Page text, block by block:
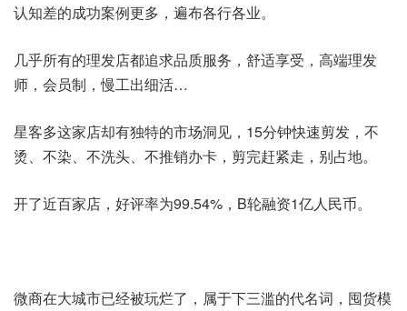
认知差的成功案例更多，遍布各行各业。
几乎所有的理发店都追求品质服务，舒适享受，高端理发
师，会员制，慢工出细活…
星客多这家店却有独特的市场洞见，15分钟快速剪发，不
烫、不染、不洗头、不推销办卡，剪完赶紧走，别占地。
开了近百家店，好评率为99.54%，B轮融资1亿人民币。
微商在大城市已经被玩烂了，属于下三滥的代名词，囤货模